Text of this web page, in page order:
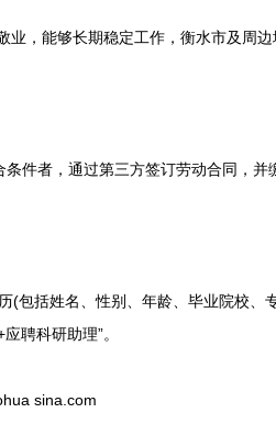
，能够长期稳定工作，衡水市及周边
者，通过第三方签订劳动合同，并
括姓名、性别、年龄、毕业院校、
聘科研助理”。
sina.com